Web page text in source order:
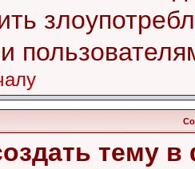
тему